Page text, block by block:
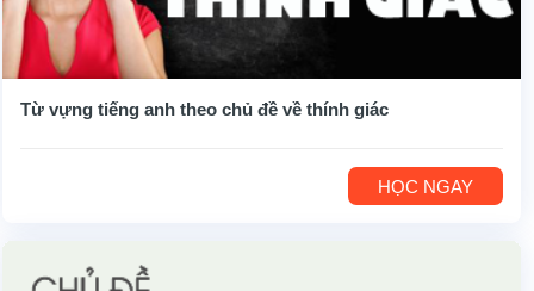
Từ vựng tiếng anh theo chủ đề về thính giác
HỌC NGAY